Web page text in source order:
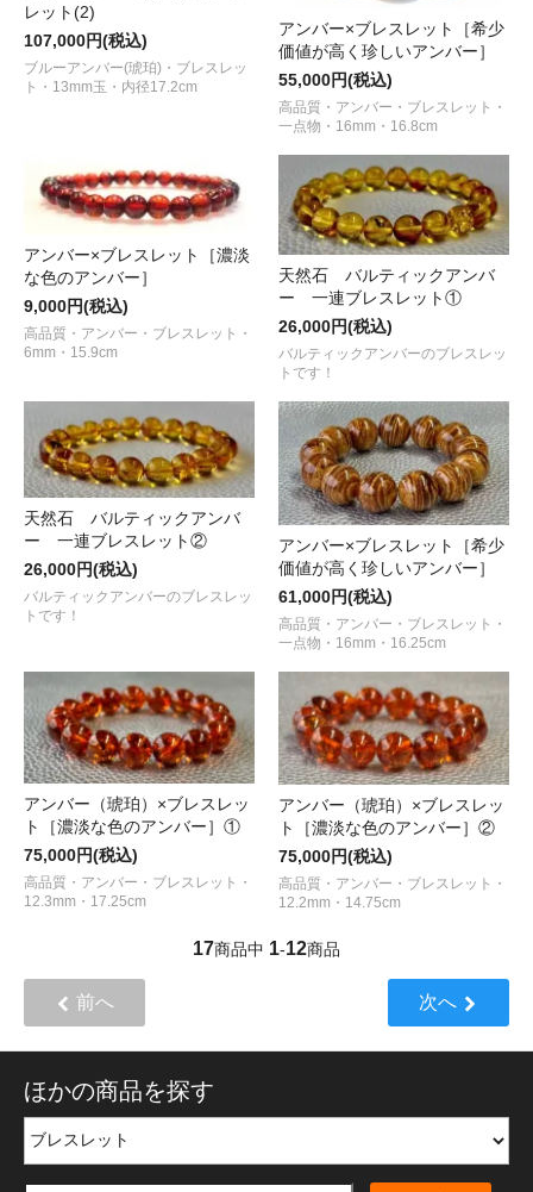
レット(2)
107,000円(税込)
ブルーアンバー(琥珀)・ブレスレッ
ト・13mm玉・内径17.2cm
アンバー×ブレスレット［希少
価値が高く珍しいアンバー］
55,000円(税込)
高品質・アンバー・ブレスレット・
一点物・16mm・16.8cm
アンバー×ブレスレット［濃淡
な色のアンバー］
9,000円(税込)
高品質・アンバー・ブレスレット・
6mm・15.9cm
天然石 バルティックアンバ
ー 一連ブレスレット①
26,000円(税込)
バルティックアンバーのブレスレッ
トです！
天然石 バルティックアンバ
ー 一連ブレスレット②
26,000円(税込)
バルティックアンバーのブレスレッ
トです！
アンバー×ブレスレット［希少
価値が高く珍しいアンバー］
61,000円(税込)
高品質・アンバー・ブレスレット・
一点物・16mm・16.25cm
アンバー（琥珀）×ブレスレッ
ト［濃淡な色のアンバー］①
75,000円(税込)
高品質・アンバー・ブレスレット・
12.3mm・17.25cm
アンバー（琥珀）×ブレスレッ
ト［濃淡な色のアンバー］②
75,000円(税込)
高品質・アンバー・ブレスレット・
12.2mm・14.75cm
17商品中 1-12商品
前へ 次へ
ほかの商品を探す